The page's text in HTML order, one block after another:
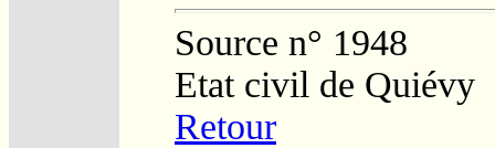
Source n° 1948
Etat civil de Quiévy
Retour